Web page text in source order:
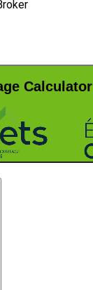
Calculator